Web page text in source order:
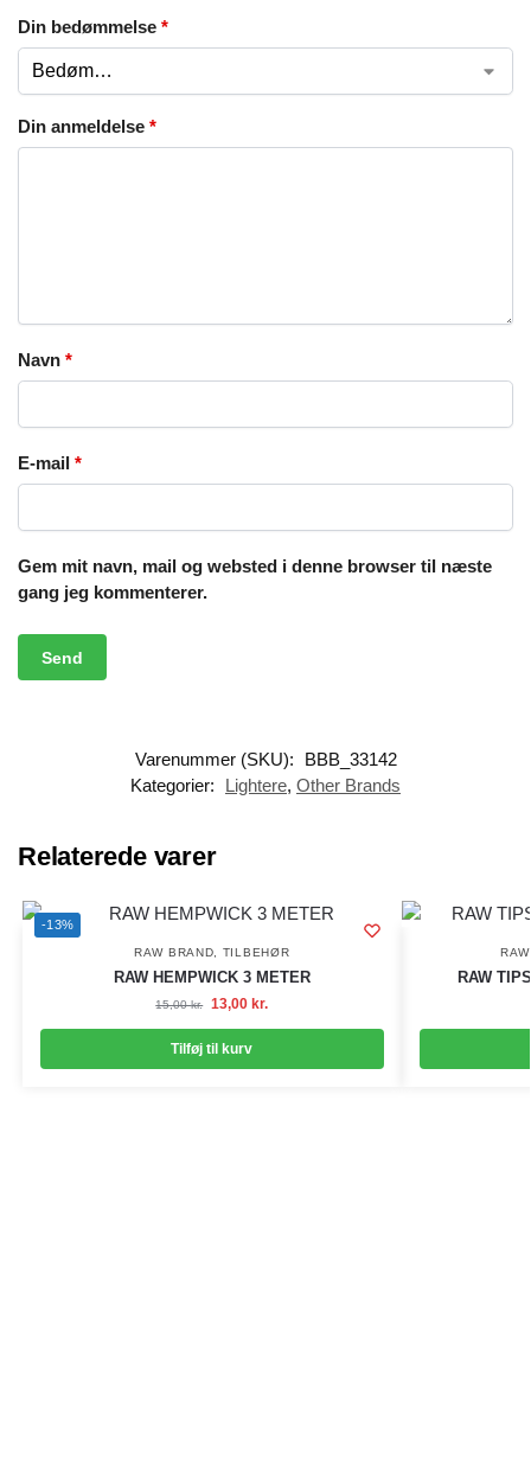
Din bedømmelse *
Din anmeldelse *
Navn *
E-mail *
Gem mit navn, mail og websted i denne browser til næste
gang jeg kommenterer.
Varenummer (SKU):
BBB_33142
Kategorier:
Lightere, Other Brands
Relaterede varer
-13%
RAW BRAND TILBEHØR
RAW HEMPWICK 3 METER
15,00kr. 13,00 kr.
Tilføj til kurv
RAW